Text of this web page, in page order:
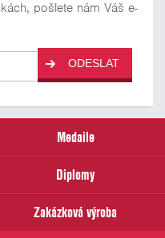
pošlete nám Váš e-
ODESLAT
Medaile
Diplomy
Zakázková výroba